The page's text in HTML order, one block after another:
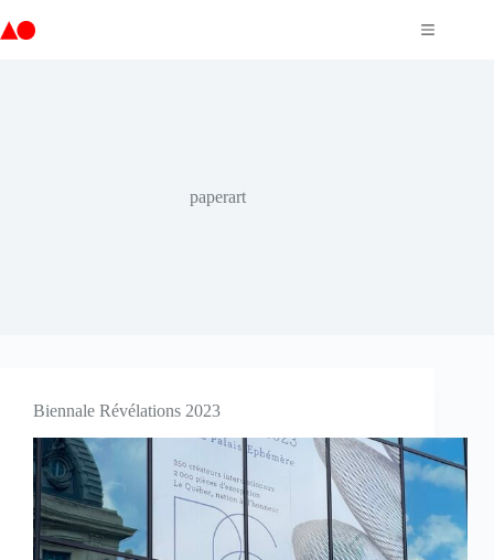
au
paperart
Biennale Révélations 2023